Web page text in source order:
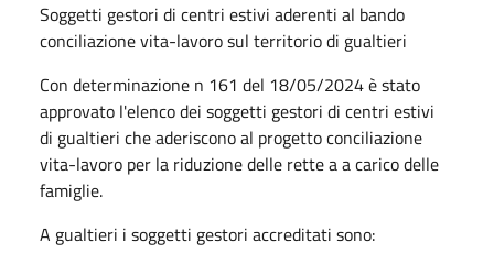
Soggetti gestori di centri estivi aderenti al bando
conciliazione vita-lavoro sul territorio di gualtieri
Con determinazione n 161 del 18/05/2024 è stato
approvato l'elenco dei soggetti gestori di centri estivi
di gualtieri che aderiscono al progetto conciliazione
vita-lavoro per la riduzione delle rette a a carico delle
famiglie.
A gualtieri i soggetti gestori accreditati sono: